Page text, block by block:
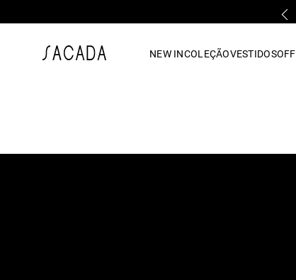
NEW INCOLEÇÃOVESTIDOSOFF
vestido midi
7º macacão